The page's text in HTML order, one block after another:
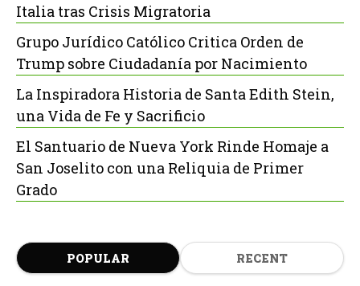
Italia tras Crisis Migratoria
Grupo Jurídico Católico Critica Orden de
Trump sobre Ciudadanía por Nacimiento
La Inspiradora Historia de Santa Edith Stein,
una Vida de Fe y Sacrificio
El Santuario de Nueva York Rinde Homaje a
San Joselito con una Reliquia de Primer
Grado
POPULAR RECENT